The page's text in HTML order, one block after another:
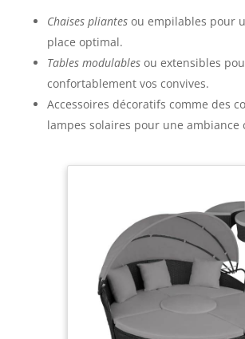
Chaises pliantesou empilables pour
place optimal.
Tables modulablesou extensibles
confortablement vos convives.
Accessoires décoratifs comme des
lampes solaires pour une ambiance